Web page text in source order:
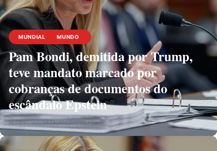
MUNDIAL MUNDO
Pam Bondi, demitida por Trump,
teve mandato marcado por
cobranças de documentos do
escândalo Epstein
abril 2, 2026Marsescritor